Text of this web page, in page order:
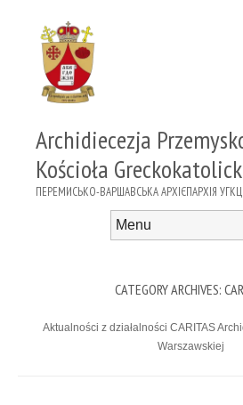
Archidiecezja
Kościoła
ПЕРЕМИСЬКО-ВАРШАВСЬКА АРХІЄПАРХІЯ УГКЦ
CATEGORY ARCHIVES:
Aktualności z działalności CARITAS
Warszawskiej